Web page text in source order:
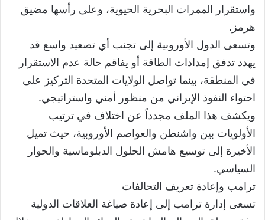
واستقرار الممرات البحرية الحيوية، وعلى رأسها مضيق
هرمز.
وتسعى الدول الأوروبية إلى تجنب أي تصعيد واسع قد
يهدد تدفق إمدادات الطاقة أو يفاقم حالة عدم الاستقرار
في المنطقة، بينما تواصل الولايات المتحدة التركيز على
احتواء النفوذ الإيراني من منظور أمني واستراتيجي.
ويكشف هذا الملف مجدداً عن اختلاف في ترتيب
الأولويات بين واشنطن والعواصم الأوروبية، حيث تميل
الأخيرة إلى توسيع هامش الحلول الدبلوماسية والحوار
السياسي.
ترامب وإعادة تعريف التحالفات
تسعى إدارة ترامب إلى إعادة صياغة العلاقات الدولية